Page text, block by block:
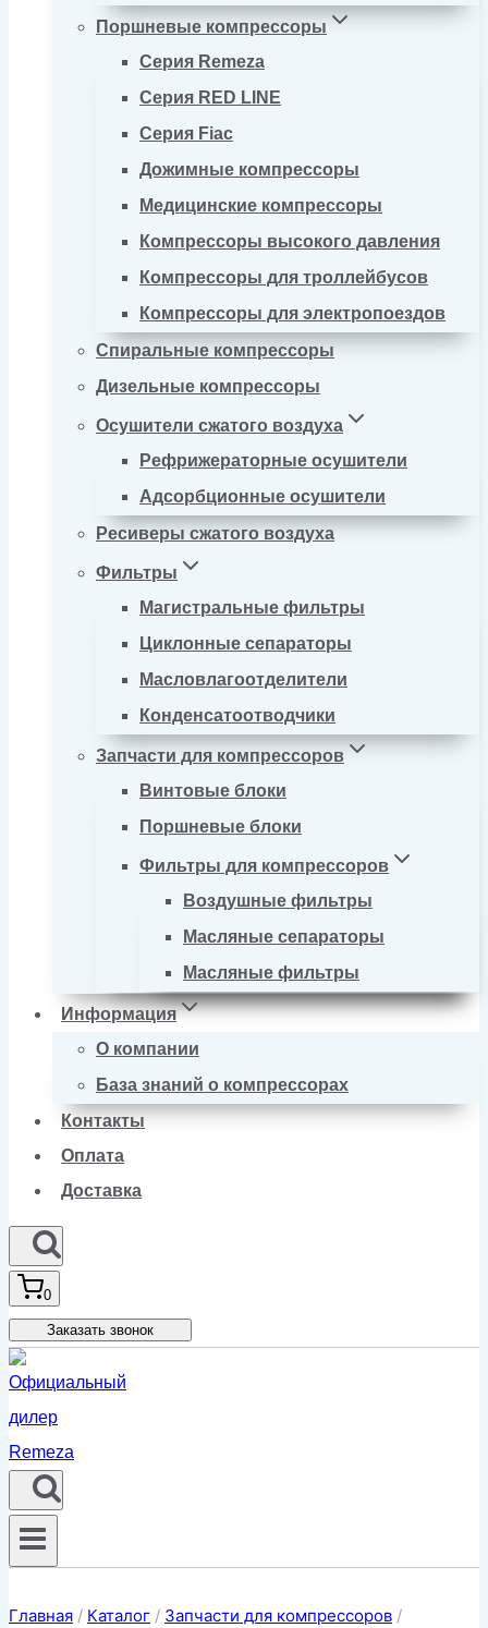
Поршневые компрессоры
Серия Remeza
Серия RED LINE
Серия Fiac
Дожимные компрессоры
Медицинские компрессоры
Компрессоры высокого давления
Компрессоры для троллейбусов
Компрессоры для электропоездов
Спиральные компрессоры
Дизельные компрессоры
Осушители сжатого воздуха
Рефрижераторные осушители
Адсорбционные осушители
Ресиверы сжатого воздуха
Фильтры
Магистральные фильтры
Циклонные сепараторы
Масловлагоотделители
Конденсатоотводчики
Запчасти для компрессоров
Винтовые блоки
Поршневые блоки
Фильтры для компрессоров
Воздушные фильтры
Масляные сепараторы
Масляные фильтры
Информация
О компании
База знаний о компрессорах
Контакты
Оплата
Доставка
0
Заказать звонок
Главная / Каталог / Запчасти для компрессоров /